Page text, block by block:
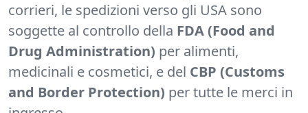
corrieri, le spedizioni verso gli USA sono
soggette al controllo della FDA (Food and
Drug Administration) per alimenti,
medicinali e cosmetici, e del CBP (Customs
and Border Protection) per tutte le merci in